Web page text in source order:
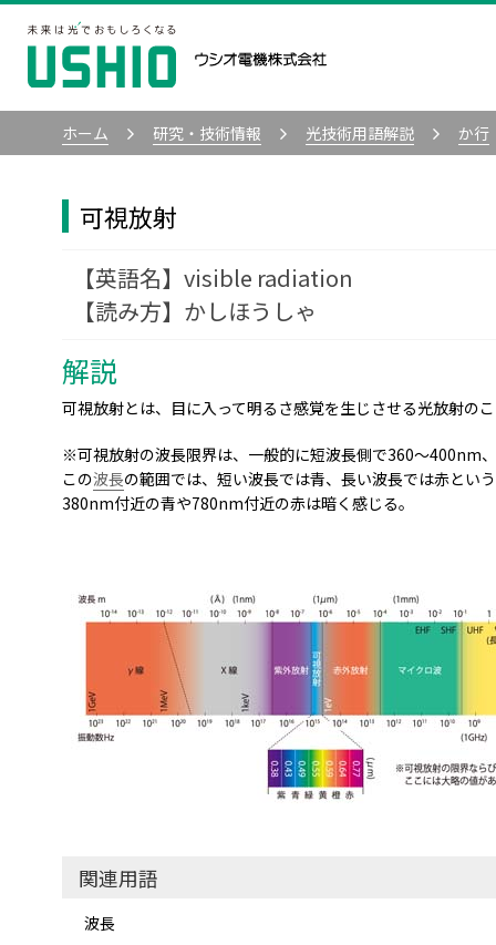
ホーム 研究・技術情報 光技術用語解説 か行
可視放射
visible radiation
かしほうしゃ
解説
可視放射とは、目に入って明るさ感覚を生じさせる光放射の
※可視放射の波長限界は、一般的に短波長側で360～400nm
この波長の範囲では、短い波長では青、長い波長では赤とい
380nm付近の青や780nm付近の赤は暗く感じる。
関連用語
波長